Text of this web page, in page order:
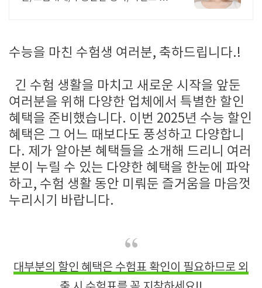
수험생 여러분
고생 많으셨습니다!!
수능을 마친 수험생 여러분, 축하드립니다.!
긴 수험 생활을 마치고 새로운 시작을 앞둔
여러분을 위해 다양한 업체에서 특별한 할인
혜택을 준비했습니다. 이번 2025년 수능 할인
혜택은 그 어느 때보다도 풍성하고 다양합니
다. 제가 알아본 혜택들을 소개해 드리니 여러
분이 누릴 수 있는 다양한 혜택을 한눈에 파악
하고, 수험 생활 동안 미뤄둔 즐거움을 마음껏
누리시기 바랍니다.
대부분의 할인 혜택은 수험표 확인이 필요하므로 외